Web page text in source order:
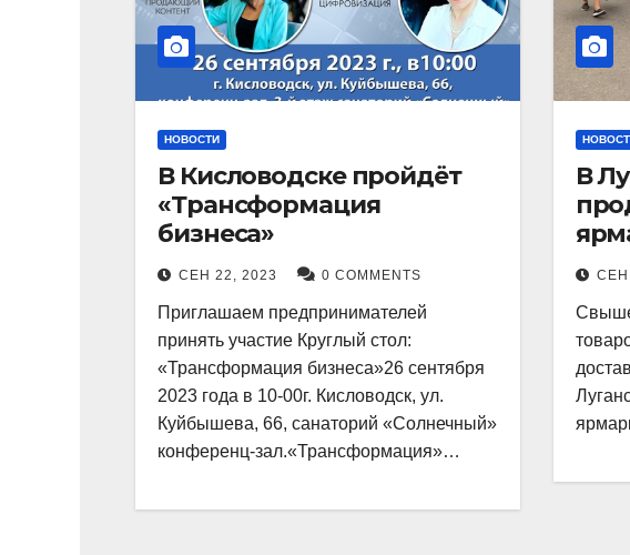
НОВОСТИ
В Кисловодске пройдёт
«Трансформация
бизнеса»
СЕН 22, 2023 0 COMMENTS
Приглашаем предпринимателей
принять участие Круглый стол:
«Трансформация бизнеса»26 сентября
2023 года в 10-00г. Кисловодск, ул.
Куйбышева, 66, санаторий «Солнечный»
конференц-зал.«Трансформация»…
В
СЕН